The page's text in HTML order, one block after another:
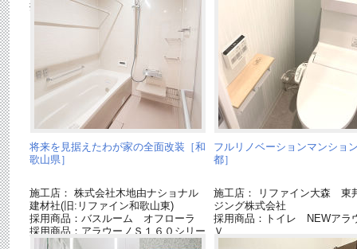
採用商品：内装ドア ベリティス
将来を見据えたわが家の全面改装［和
歌山県］
施工店： 株式会社木地由ナショナル
建材社(旧:リファイン和歌山東)
採用商品：バスルーム オフローラ
採用商品：アラウーノＳ１６０シリー
フルリノベーションマンショ
都］
施工店： リファイン大森 東
ジング株式会社
採用商品：トイレ NEWアラ
Ｖ